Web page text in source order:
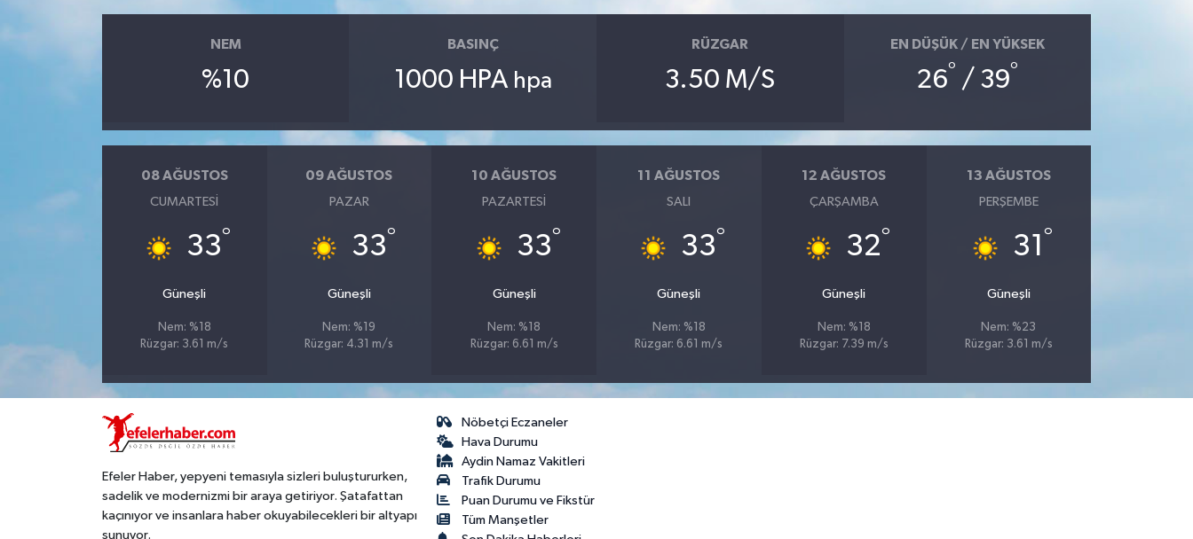
NEM
%10
BASINÇ
1000 HPA hpa
RÜZGAR
3.50 M/S
EN DÜŞÜK / EN YÜKSEK
26° / 39°
08 AĞUSTOS
CUMARTESI
33°
Güneşli
Nem: %18
Rüzgar: 3.61 m/s
09 AĞUSTOS
PAZAR
33°
Güneşli
Nem: %19
Rüzgar: 4.31 m/s
10 AĞUSTOS
PAZARTESI
33°
Güneşli
Nem: %18
Rüzgar: 6.61 m/s
11 AĞUSTOS
SALI
33°
Güneşli
Nem: %18
Rüzgar: 6.61 m/s
12 AĞUSTOS
ÇARŞAMBA
32°
Güneşli
Nem: %18
Rüzgar: 7.39 m/s
13 AĞUSTOS
PERŞEMBE
31 °
Güneşli
Nem: %23
Rüzgar: 3.61 m/s
Efeler Haber, yepyeni temasıyla sizleri buluştururken,
sadelik ve modernizmi bir araya getiriyor. Şatafattan
kaçınıyor ve insanlara haber okuyabilecekleri bir altyapı
sunuyor.
Nöbetçi Eczaneler
Hava Durumu
Aydin Namaz Vakitleri
Trafik Durumu
Puan Durumu ve Fikstür
Tüm Manşetler